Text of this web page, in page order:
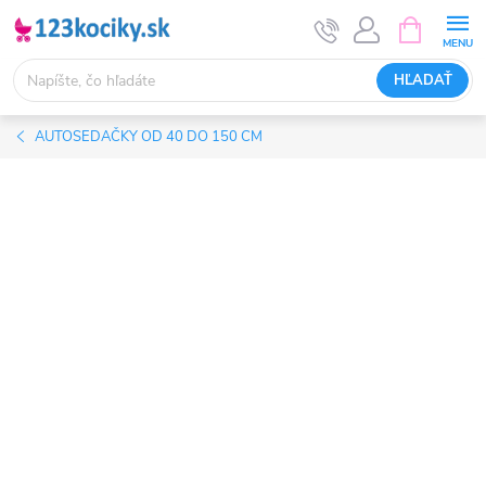
Prejsť
obsah
HĽADAŤ
KOŠÍK
AUTOSEDAČKY OD 40 DO 150 CM